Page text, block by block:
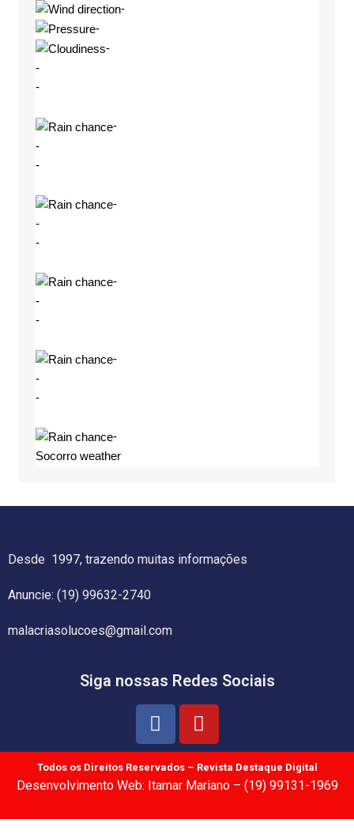
-
-
-
-
-
-
-
-
-
-
-
-
-
-
-
-
-
-
Socorro weather
Desde 1997, trazendo muitas informações
Anuncie: (19) 99632-2740
malacriasolucoes@gmail.com
Siga nossas Redes Sociais
Todos os Direitos Reservados – Revista Destaque Digital
Desenvolvimento Web: Itamar Mariano – (19) 99131-1969